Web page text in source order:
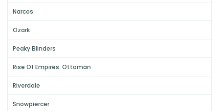
Narcos
Ozark
Peaky Blinders
Rise Of Empires: Ottoman
Riverdale
Snowpiercer